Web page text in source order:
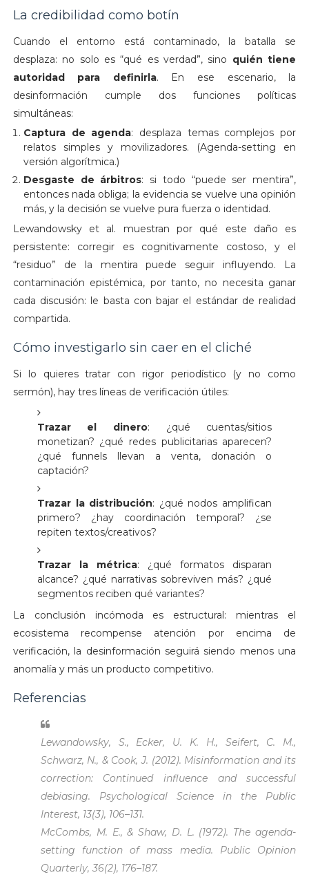
La credibilidad como botín
Cuando el entorno está contaminado, la batalla se
desplaza: no solo es “qué es verdad”, sino quién tiene
autoridad para definirla. En ese escenario, la
desinformación cumple dos funciones políticas
simultáneas:
Captura de agenda: desplaza temas complejos por
relatos simples y movilizadores. (Agenda-setting en
versión algorítmica.)
Desgaste de árbitros: si todo “puede ser mentira”,
entonces nada obliga; la evidencia se vuelve una opinión
más, y la decisión se vuelve pura fuerza o identidad.
Lewandowsky et al. muestran por qué este daño es
persistente: corregir es cognitivamente costoso, y el
“residuo” de la mentira puede seguir influyendo.
La
contaminación epistémica, por tanto, no necesita ganar
cada discusión: le basta con bajar el estándar de realidad
compartida.
Cómo investigarlo sin caer en el cliché
Si lo quieres tratar con rigor periodístico (y no como
sermón), hay tres líneas de verificación útiles:
Trazar el dinero: ¿qué cuentas/sitios
monetizan? ¿qué redes publicitarias aparecen?
¿qué funnels llevan a venta, donación o
captación?
Trazar la distribución: ¿qué nodos amplifican
primero? ¿hay coordinación temporal? ¿se
repiten textos/creativos?
Trazar la métrica: ¿qué formatos disparan
alcance? ¿qué narrativas sobreviven más? ¿qué
segmentos reciben qué variantes?
La conclusión incómoda es estructural: mientras el
ecosistema recompense atención por encima de
verificación, la desinformación seguirá siendo menos una
anomalía y más un producto competitivo.
Referencias
Lewandowsky, S., Ecker, U. K. H., Seifert, C. M.,
Schwarz, N., & Cook, J. (2012). Misinformation and its
correction: Continued influence and successful
debiasing. Psychological Science in the Public
Interest, 13(3), 106–131.
McCombs, M. E., & Shaw, D. L. (1972). The agenda-
setting function of mass media. Public Opinion
Quarterly, 36(2), 176–187.